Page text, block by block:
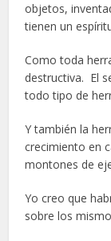
objetos,
tienen un
Como toda
destructiva. El
todo tipo de
Y también la
crecimiento en
montones de
Yo creo que
sobre los